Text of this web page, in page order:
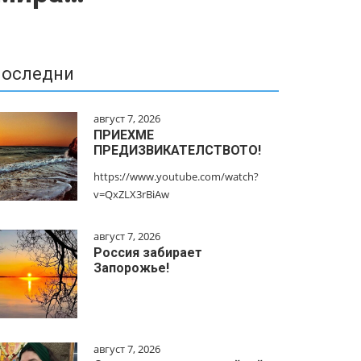
август 7, 2026
ПРИЕХМЕ
ПРЕДИЗВИКАТЕЛСТВОТО!
https://www.youtube.com/watch?
v=QxZLX3rBiAw
август 7, 2026
Россия забирает
Запорожье!
август 7, 2026